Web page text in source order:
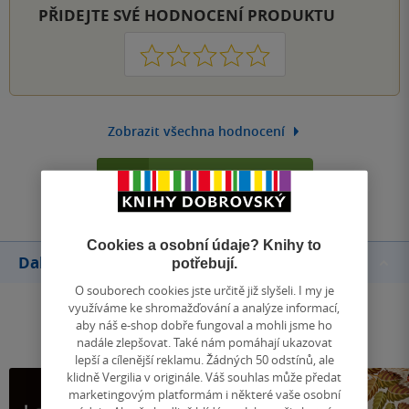
PŘIDEJTE SVÉ HODNOCENÍ PRODUKTU
1 2 3 4 5
Zobrazit všechna hodnocení
Další knihy autora
Cookies a osobní údaje? Knihy to
potřebují.
O souborech cookies jste určitě již slyšeli. I my je
využíváme ke shromažďování a analýze informací,
aby náš e-shop dobře fungoval a mohli jsme ho
nadále zlepšovat. Také nám pomáhají ukazovat
lepší a cílenější reklamu. Žádných 50 odstínů, ale
klidně Vergilia v originále. Váš souhlas může předat
marketingovým platformám i některé vaše osobní